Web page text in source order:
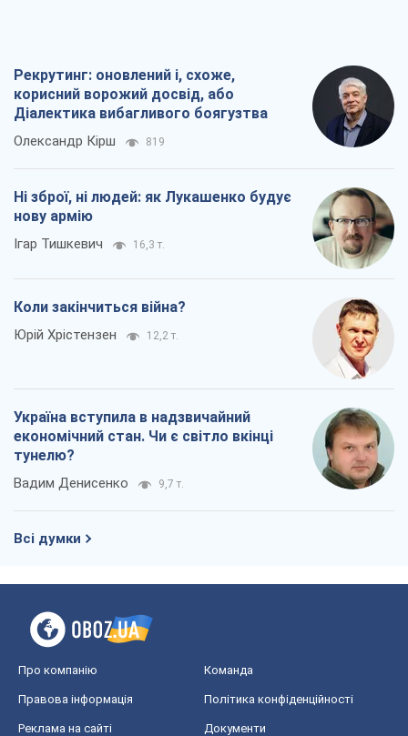
Рекрутинг: оновлений і, схоже,
корисний ворожий досвід, або
Діалектика вибагливого боягузтва
Олександр Кірш 819
Ні зброї, ні людей: як Лукашенко будує
нову армію
Ігар Тишкевич 16,3 т.
Коли закінчиться війна?
Юрій Хрістензен 12,2 т.
Україна вступила в надзвичайний
економічний стан. Чи є світло вкінці
тунелю?
Вадим Денисенко 9,7 т.
Всі думки
Про компанію Команда
Правова інформація Політика конфіденційності
Реклама на сайті Документи